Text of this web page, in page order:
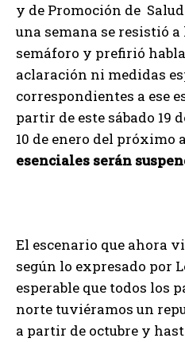
y de Promoción de
una semana se resistió
semáforo y prefirió
aclaración ni medidas
correspondientes a ese
partir de este sábado 19
10 de enero del próximo
esenciales serán
El escenario que ahora
según lo expresado por
esperable que todos los
norte tuviéramos un
a partir de octubre y